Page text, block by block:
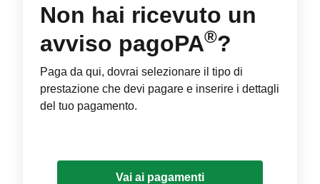
Non hai ricevuto un
avviso pagoPA®?
Paga da qui, dovrai selezionare il tipo di
prestazione che devi pagare e inserire i dettagli
del tuo pagamento.
Vai ai pagamenti